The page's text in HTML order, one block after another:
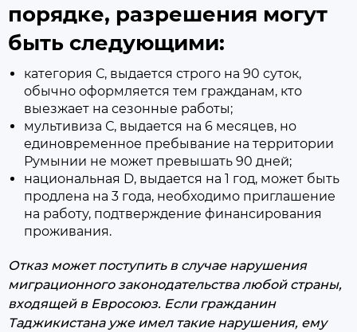
порядке, разрешения могут
быть следующими:
категория С, выдается строго на 90 суток,
обычно оформляется тем гражданам, кто
выезжает на сезонные работы;
мультивиза С, выдается на 6 месяцев, но
единовременное пребывание на территории
Румынии не может превышать 90 дней;
национальная D, выдается на 1 год, может быть
продлена на 3 года, необходимо приглашение
на работу, подтверждение финансирования
проживания.
Отказ может поступить в случае нарушения
миграционного законодательства любой страны,
входящей в Евросоюз. Если гражданин
Таджикистана уже имел такие нарушения, ему